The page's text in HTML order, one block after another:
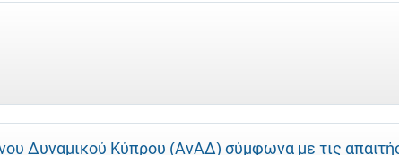
Δυναμικού Κύπρου (ΑνΑΔ) σύμφωνα με τις